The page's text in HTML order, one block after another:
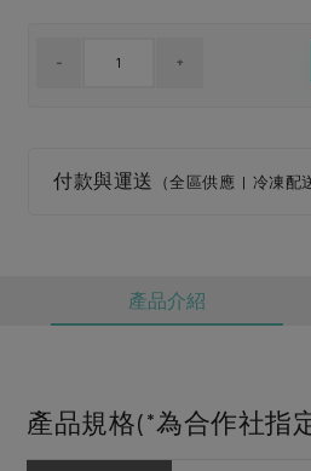
最新產品
素食專區
地區活動
付款與運送 （全區供應 | 冷凍配
產品介紹
產品規格(*為合作社指